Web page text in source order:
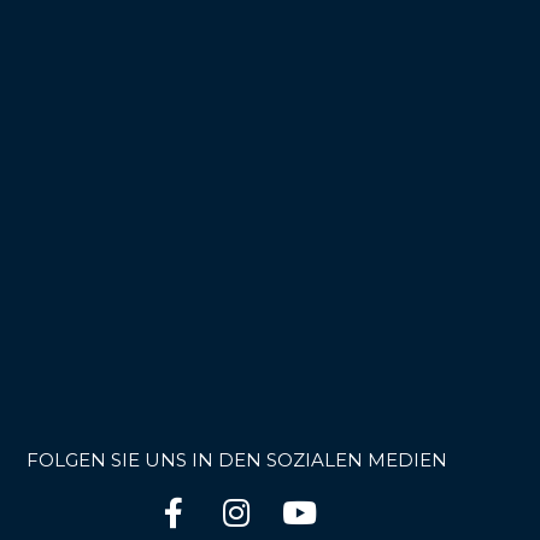
FOLGEN SIE UNS IN DEN SOZIALEN MEDIEN